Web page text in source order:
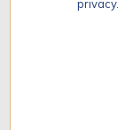
privacy.